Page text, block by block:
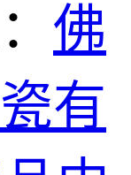
佛
有